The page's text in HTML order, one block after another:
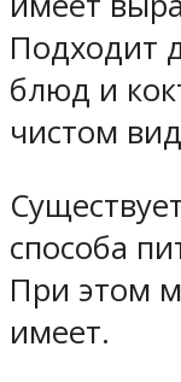
Подходит
блюд и
чистом
способа
При этом
имеет.